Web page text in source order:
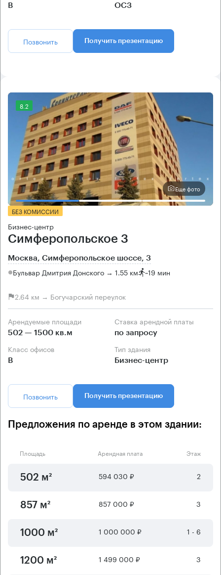
B ОСЗ
Позвонить Получить презентацию
8.2
Еще фото
БЕЗ КОМИССИИ
Бизнес-центр
Симферопольское 3
Москва, Симферопольское шоссе, 3
Бульвар Дмитрия Донского → 1.55 км ~19 мин
2.64 км → Богучарский переулок
Арендуемые площади
502 — 1500 кв.м
Ставка арендной платы
по запросу
Класс офисов
B
Тип здания
Бизнес-центр
Позвонить Получить презентацию
Предложения по аренде в этом здании:
Площадь Арендная плата Этаж
502 м² 594 030 ₽ 2
857 м² 857 000 ₽ 3
1000 м² 1 000 000 ₽ 1 - 6
1200 м² 1 499 000 ₽ 3